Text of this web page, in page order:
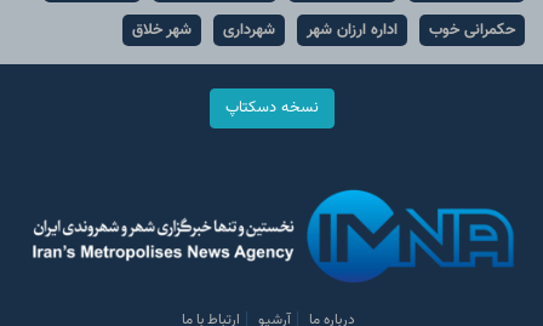
حکمرانی خوب
اداره ارزان شهر شهرداری شهر خلاق
نسخه دسکتاپ
درباره ما آرشیو ارتباط با ما